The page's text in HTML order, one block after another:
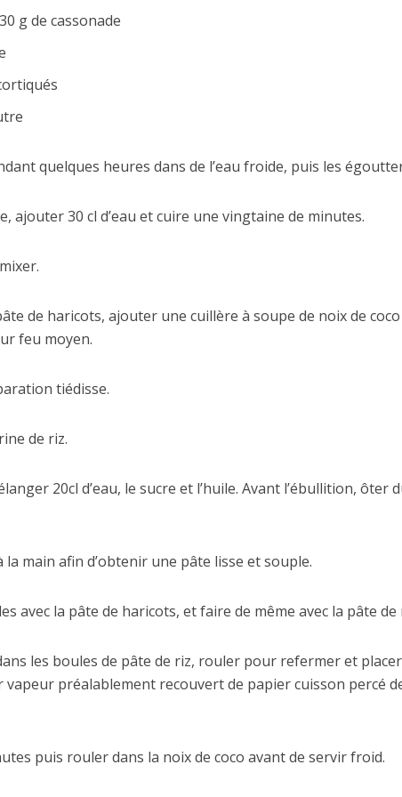
g de cassonade
quelques heures dans de l’eau froide, puis les
ajouter 30 cl d’eau et cuire une vingtaine de minutes.
de haricots, ajouter une cuillère à soupe de noix de
feu moyen.
tiédisse.
de riz.
20cl d’eau, le sucre et l’huile. Avant l’ébullition, ôter
main afin d’obtenir une pâte lisse et souple.
avec la pâte de haricots, et faire de même avec la pâte de
les boules de pâte de riz, rouler pour refermer et
vapeur préalablement recouvert de papier cuisson percé
puis rouler dans la noix de coco avant de servir froid.